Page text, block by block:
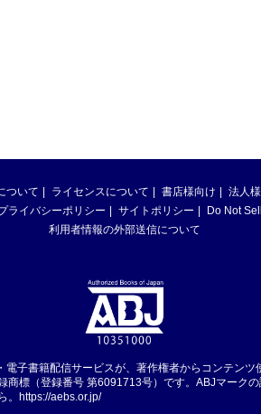
ついて ライセンスについて 書店様向け 法人
ライバシーポリシー サイトポリシー
Do Not
利用者情報の外部送信について
電子書籍配信サービスが、著作権者からコンテンツ
商標（登録番号 第6091713号）です。ABJマーク
。 https://aebs.or.jp/